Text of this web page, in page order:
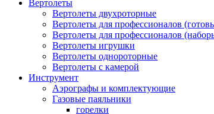
Вертолеты
Вертолеты двухроторные
Вертолеты для профессионалов
Вертолеты для профессионалов
Вертолеты игрушки
Вертолеты однороторные
Вертолеты с камерой
Инструмент
Аэрографы и комплектующие
Газовые паяльники
горелки